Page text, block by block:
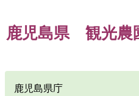
鹿児島県 観光農
鹿児島県庁